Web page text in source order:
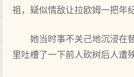
祖，疑似情敌让拉欧姆一把年
她当时‌事不关己地沉浸在
里‌吐槽了一下前‌人砍树后人遭殃